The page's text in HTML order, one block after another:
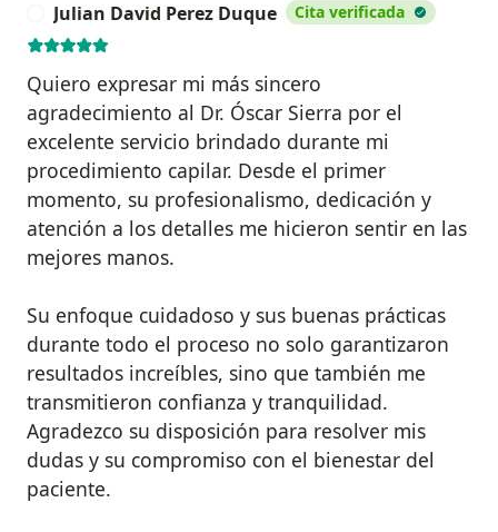
Julian David Perez Duque Cita verificada
Quiero expresar mi más sincero
agradecimiento al Dr. Óscar Sierra por el
excelente servicio brindado durante mi
procedimiento capilar. Desde el primer
momento, su profesionalismo, dedicación y
atención a los detalles me hicieron sentir en las
mejores manos.
Su enfoque cuidadoso y sus buenas prácticas
durante todo el proceso no solo garantizaron
resultados increíbles, sino que también me
transmitieron confianza y tranquilidad.
Agradezco su disposición para resolver mis
dudas y su compromiso con el bienestar del
paciente.